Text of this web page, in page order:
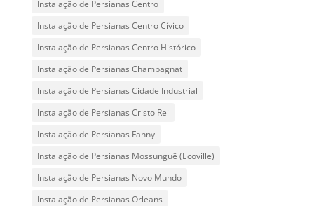
Instalação de Persianas Centro
Instalação de Persianas Centro Cívico
Instalação de Persianas Centro Histórico
Instalação de Persianas Champagnat
Instalação de Persianas Cidade Industrial
Instalação de Persianas Cristo Rei
Instalação de Persianas Fanny
Instalação de Persianas Mossunguê (Ecoville)
Instalação de Persianas Novo Mundo
Instalação de Persianas Orleans